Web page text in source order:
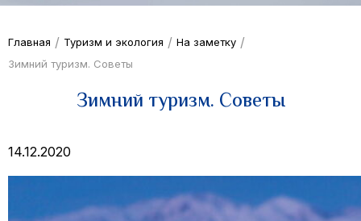
Главная / Туризм и экология / На заметку /
Зимний туризм. Советы
Зимний туризм. Советы
14.12.2020